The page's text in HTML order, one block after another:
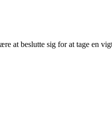
at beslutte sig for at tage en